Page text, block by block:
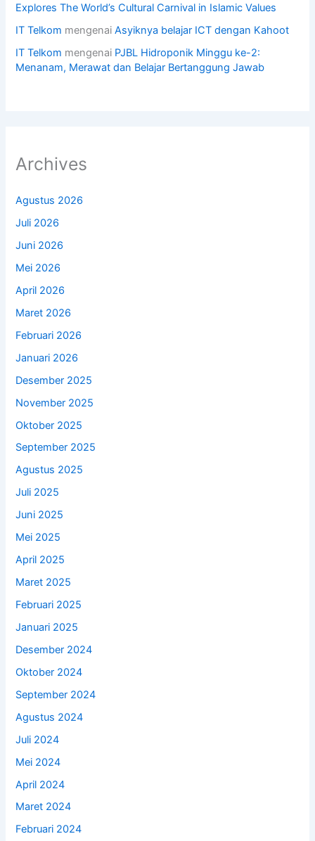
Explores The World’s Cultural Carnival in Islamic Values
IT Telkom mengenaiAsyiknya belajar ICT dengan Kahoot
IT Telkom mengenai PJBL Hidroponik Minggu ke-2:
Menanam, Merawat dan Belajar Bertanggung Jawab
Archives
Agustus 2026
Juli 2026
Juni 2026
Mei 2026
April 2026
Maret 2026
Februari 2026
Januari 2026
Desember 2025
November 2025
Oktober 2025
September 2025
Agustus 2025
Juli 2025
Juni 2025
Mei 2025
April 2025
Maret 2025
Februari 2025
Januari 2025
Desember 2024
Oktober 2024
September 2024
Agustus 2024
Juli 2024
Mei 2024
April 2024
Maret 2024
Februari 2024